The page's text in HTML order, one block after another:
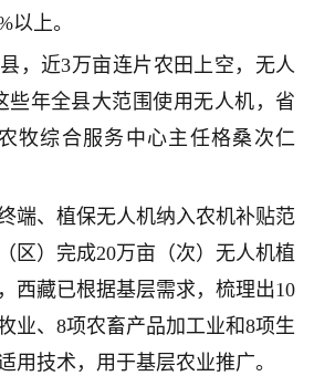
以上。
近3万亩连片农田上空，无人
些年全县大范围使用无人机，省
牧综合服务中心主任格桑次仁
、植保无人机纳入农机补贴范
区）完成20万亩（次）无人机植
西藏已根据基层需求，梳理出10
业、8项农畜产品加工业和8项生
用技术，用于基层农业推广。